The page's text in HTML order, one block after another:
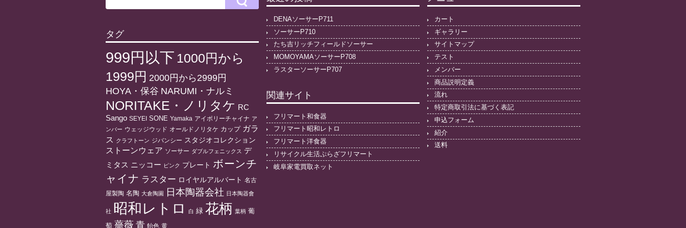
DENAソーサーP711
ソーサーP710
たち吉リッチフィールドソーサー
MOMOYAMAソーサーP708
ラスターソーサーP707
カート
ギャラリー
サイトマップ
テスト
メンバー
商品説明定義
流れ
特定商取引法に基づく表記
申込フォーム
紹介
送料
タグ
999円以下 1000円から
1999円 2000円から2999円
HOYA・保谷 NARUMI・ナルミ
NORITAKE・ノリタケ RC
Sango SEYEI SONE Yamaka アイボリーチャイナ ア
ンバー ウェッジウッド オールドノリタケ カップ ガラ
ス クラフトーン ジバンシー スタジオコレクション
ストーンウェア ソーサー ダブルフェニックス デ
ミタス ニッコー ピンク プレート ボーンチ
ャイナ ラスター ロイヤルアルバート 名古
屋製陶 名陶 大倉陶園 日本陶器会社 日本陶器會
社 昭和レトロ 白 緑 花柄 葉柄 葡
萄 薔薇 青 飴色 黄
関連サイト
フリマート和食器
フリマート昭和レトロ
フリマート洋食器
リサイクル生活ぷらざフリマート
岐阜家電買取ネット